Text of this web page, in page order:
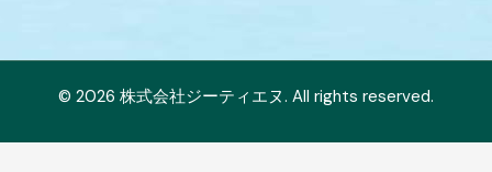
© 2026 株式会社ジーティエヌ. All rights reserved.